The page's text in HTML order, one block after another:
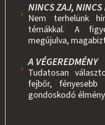
NINCS ZAJ, NINCS
Nem terhelünk
témákkal. A
megújulva,
A VÉGEREDMÉNY
Tudatosan
fejbőr,
gondoskodó